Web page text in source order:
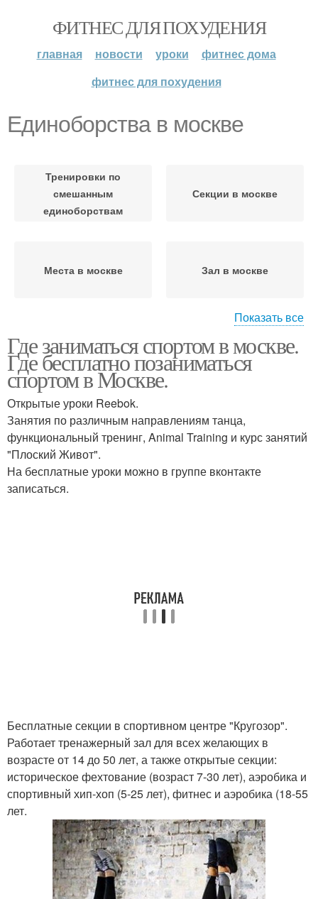
ФИТНЕС ДЛЯ ПОХУДЕНИЯ
главная новости уроки
фитнес дома
фитнес для похудения
Единоборства в москве
Тренировки по
смешанным
единоборствам
Секции в москве
Места в москве Зал в москве
Залы в москве
единоборства
Футбол в москве Волейбол в москве
Показать все
Где заниматься спортом в москве.
Где бесплатно позаниматься
спортом в Москве.
Открытые уроки Reebok.
Занятия по различным направлениям танца,
функциональный тренинг, Animal Training и курс занятий
"Плоский Живот".
На бесплатные уроки можно в группе вконтакте
записаться.
Бесплатные секции в спортивном центре "Кругозор".
Работает тренажерный зал для всех желающих в
возрасте от 14 до 50 лет, а также открытые секции:
историческое фехтование (возраст 7-30 лет), аэробика и
спортивный хип-хоп (5-25 лет), фитнес и аэробика (18-55
лет.